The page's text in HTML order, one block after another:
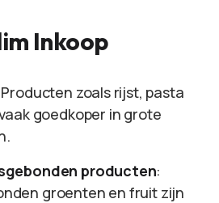
Inkoop
zoals rijst, pasta
goedkoper in grote
producten:
groenten en fruit zijn